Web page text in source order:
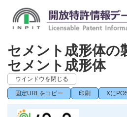
セメント成形体の
セメント成形体
ウインドウを閉じる
固定URLをコピー 印刷 Xに